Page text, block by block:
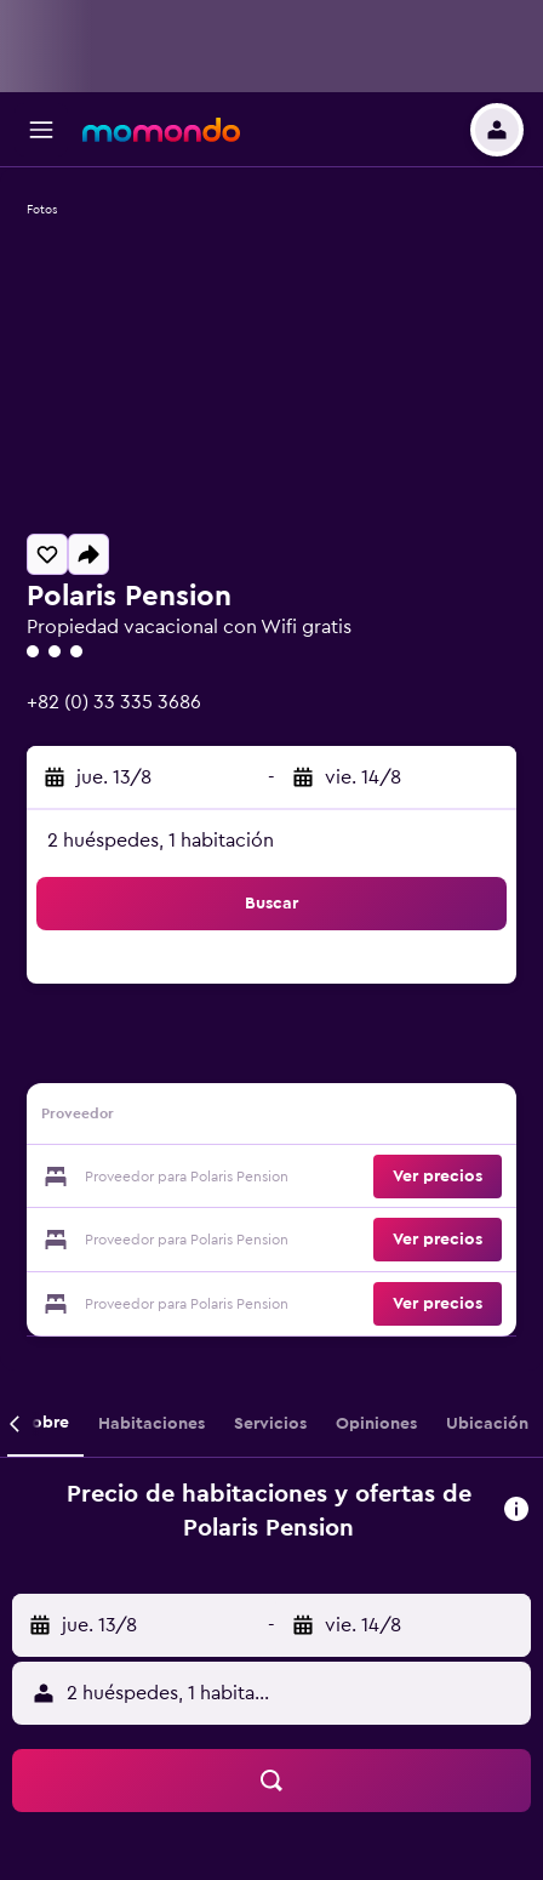
Polaris Pension
Propiedad vacacional con Wifi gratis
Categoría 3
+82 (0) 33 335 3686
jue. 13/8 - vie. 14/8
2 huéspedes, 1 habitación
Buscar
Proveedor
Proveedor para Polaris Pension Ver precios
Proveedor para Polaris Pension Ver precios
Proveedor para Polaris Pension Ver precios
Fotos
Sobre Habitaciones Servicios Opiniones Ubicación
Precio de habitaciones y ofertas de
Polaris Pension
jue. 13/8 - vie. 14/8
2 huéspedes, 1 habitación